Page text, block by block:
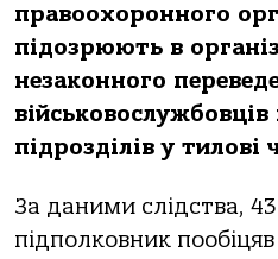
правоохоронного
підозрюють в
незаконного
військовослужбовців
підрозділів у тилові
За даними слідства,
підполковник пообіцяв